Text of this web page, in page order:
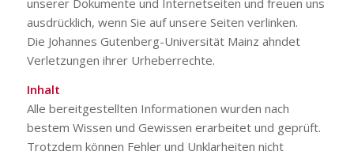
ausdrücklich, wenn Sie auf unsere Seiten verlinken.
Die Johannes Gutenberg-Universität Mainz ahndet
Verletzungen ihrer Urheberrechte.
Inhalt
Alle bereitgestellten Informationen wurden nach
bestem Wissen und Gewissen erarbeitet und geprüft.
Trotzdem können Fehler und Unklarheiten nicht